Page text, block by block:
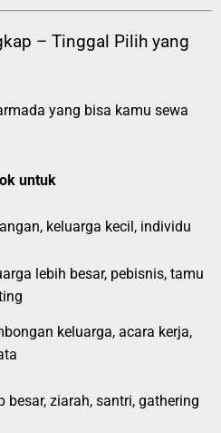
– Tinggal Pilih yang
yang bisa kamu sewa
untuk
keluarga kecil, individu
lebih besar, pebisnis, tamu
keluarga, acara kerja,
besar, ziarah, santri, gathering